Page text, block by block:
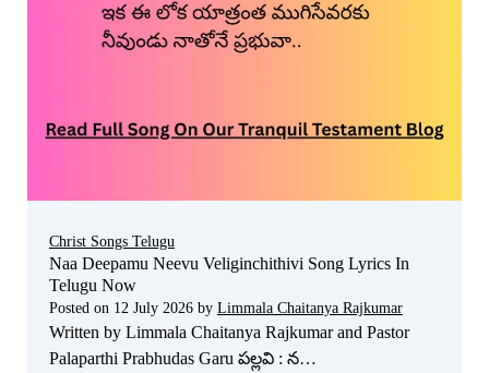
Christ Songs Telugu
Naa Deepamu Neevu Veliginchithivi Song Lyrics In
Telugu Now
Posted on 12 July 2026by Limmala Chaitanya Rajkumar
Written by Limmala Chaitanya Rajkumar and Pastor
Palaparthi Prabhudas Garu పల్లవి : న…